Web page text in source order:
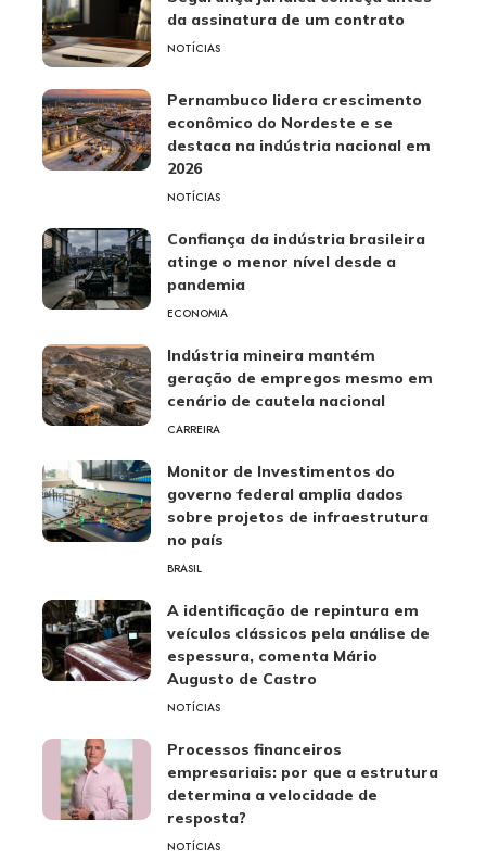
da assinatura de um contrato
NOTÍCIAS
Pernambuco lidera crescimento
econômico do Nordeste e se
destaca na indústria nacional em
2026
NOTÍCIAS
Confiança da indústria brasileira
atinge o menor nível desde a
pandemia
ECONOMIA
Indústria mineira mantém
geração de empregos mesmo em
cenário de cautela nacional
CARREIRA
Monitor de Investimentos do
governo federal amplia dados
sobre projetos de infraestrutura
no país
BRASIL
A identificação de repintura em
veículos clássicos pela análise de
espessura, comenta Mário
Augusto de Castro
NOTÍCIAS
Processos financeiros
empresariais: por que a estrutura
determina a velocidade de
resposta?
NOTÍCIAS